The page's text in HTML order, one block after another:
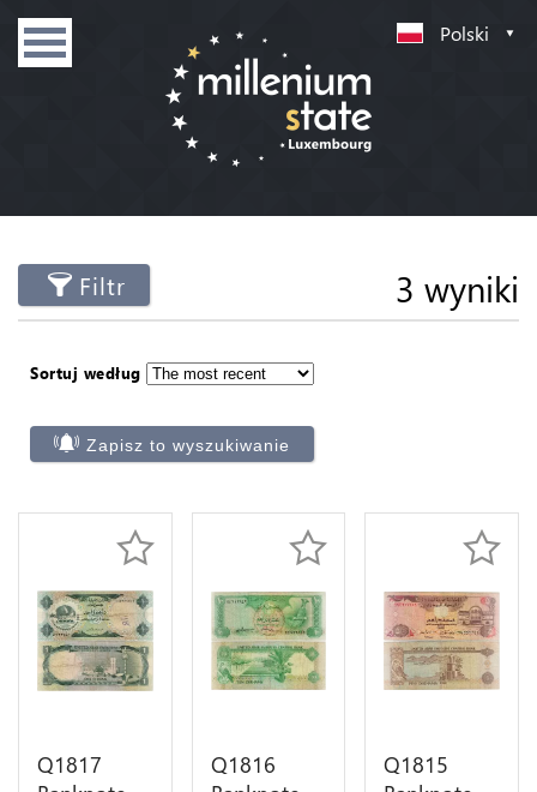
Polski
Filtr 3 wyniki
Sortuj według
Zapisz to wyszukiwanie
Q1817
Q1816
Q1815